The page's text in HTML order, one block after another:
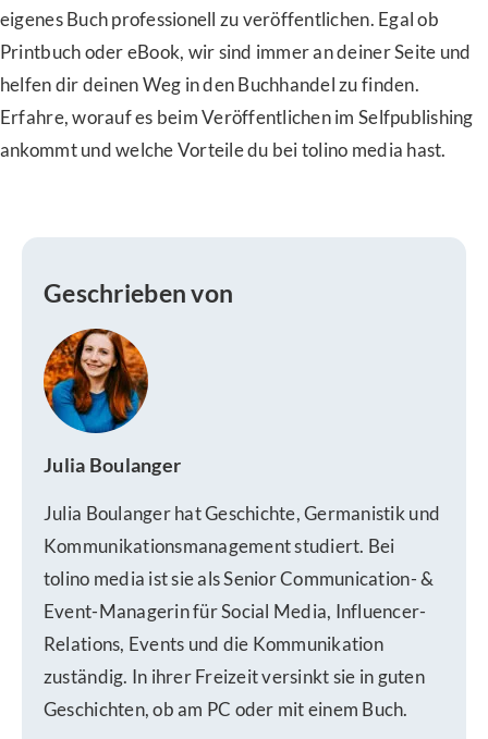
eigenes Buch professionell zu veröffentlichen. Egal ob
Printbuch oder eBook, wir sind immer an deiner Seite und
helfen dir deinen Weg in den Buchhandel zu finden.
Erfahre, worauf es beim Veröffentlichen im Selfpublishing
ankommt und welche Vorteile du bei tolino media hast.
Geschrieben von
Julia Boulanger
Julia Boulanger hat Geschichte, Germanistik und
Kommunikationsmanagement studiert. Bei
tolino media ist sie als Senior Communication- &
Event-Managerin für Social Media, Influencer-
Relations, Events und die Kommunikation
zuständig. In ihrer Freizeit versinkt sie in guten
Geschichten, ob am PC oder mit einem Buch.